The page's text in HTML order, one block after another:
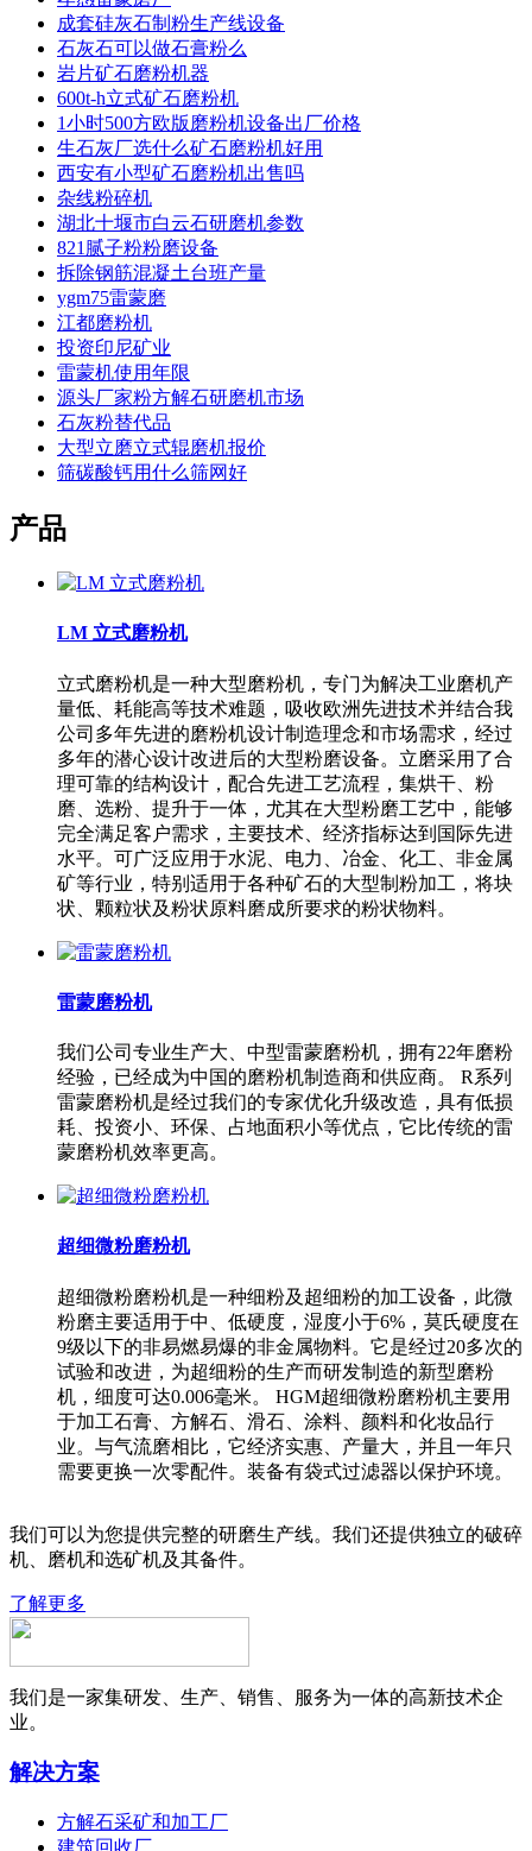
成套硅灰石制粉生产线设备
石灰石可以做石膏粉么
岩片矿石磨粉机器
600t-h立式矿石磨粉机
1小时500方欧版磨粉机设备出厂价格
生石灰厂选什么矿石磨粉机好用
西安有小型矿石磨粉机出售吗
杂线粉碎机
湖北十堰市白云石研磨机参数
821腻子粉粉磨设备
拆除钢筋混凝土台班产量
ygm75雷蒙磨
江都磨粉机
投资印尼矿业
雷蒙机使用年限
源头厂家粉方解石研磨机市场
石灰粉替代品
大型立磨立式辊磨机报价
筛碳酸钙用什么筛网好
产品
LM 立式磨粉机
立式磨粉机是一种大型磨粉机，专门为解决工业磨机产
量低、耗能高等技术难题，吸收欧洲先进技术并结合我
公司多年先进的磨粉机设计制造理念和市场需求，经过
多年的潜心设计改进后的大型粉磨设备。立磨采用了合
理可靠的结构设计，配合先进工艺流程，集烘干、粉
磨、选粉、提升于一体，尤其在大型粉磨工艺中，能够
完全满足客户需求，主要技术、经济指标达到国际先进
水平。可广泛应用于水泥、电力、冶金、化工、非金属
矿等行业，特别适用于各种矿石的大型制粉加工，将块
状、颗粒状及粉状原料磨成所要求的粉状物料。
雷蒙磨粉机
我们公司专业生产大、中型雷蒙磨粉机，拥有22年磨粉
经验，已经成为中国的磨粉机制造商和供应商。 R系列
雷蒙磨粉机是经过我们的专家优化升级改造，具有低损
耗、投资小、环保、占地面积小等优点，它比传统的雷
蒙磨粉机效率更高。
超细微粉磨粉机
超细微粉磨粉机是一种细粉及超细粉的加工设备，此微
粉磨主要适用于中、低硬度，湿度小于6%，莫氏硬度在
9级以下的非易燃易爆的非金属物料。它是经过20多次的
试验和改进，为超细粉的生产而研发制造的新型磨粉
机，细度可达0.006毫米。 HGM超细微粉磨粉机主要用
于加工石膏、方解石、滑石、涂料、颜料和化妆品行
业。与气流磨相比，它经济实惠、产量大，并且一年只
需要更换一次零配件。装备有袋式过滤器以保护环境。
我们可以为您提供完整的研磨生产线。我们还提供独立的破碎
机、磨机和选矿机及其备件。
了解更多
我们是一家集研发、生产、销售、服务为一体的高新技术企
业。
解决方案
方解石采矿和加工厂